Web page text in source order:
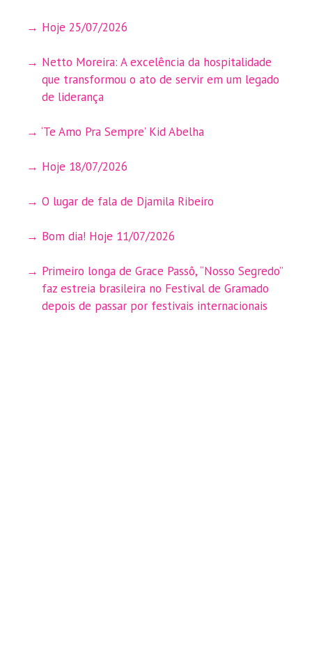
Hoje 25/07/2026
Netto Moreira: A excelência da hospitalidade
que transformou o ato de servir em um legado
de liderança
‘Te Amo Pra Sempre’ Kid Abelha
Hoje 18/07/2026
O lugar de fala de Djamila Ribeiro
Bom dia! Hoje 11/07/2026
Primeiro longa de Grace Passô, “Nosso Segredo”
faz estreia brasileira no Festival de Gramado
depois de passar por festivais internacionais